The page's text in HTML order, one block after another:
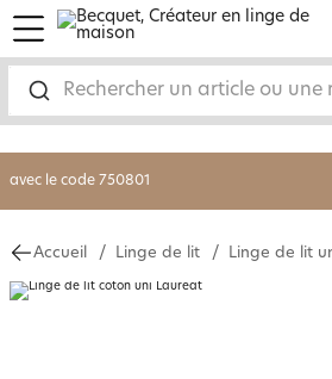
Rechercher un article ou une
menu
-25% sur votre commandedès 2 articles
0€ livraison GRATUITEdès 99€ d'achat
avec le code 750801
Accueil Linge de lit Linge de lit